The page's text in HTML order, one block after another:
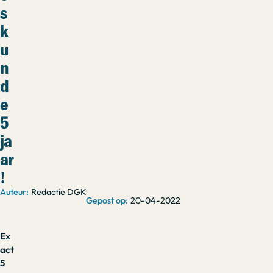
s
k
u
n
d
e
5
ja
ar
!
Redactie DGK
20-04-2022
Ex
act
5